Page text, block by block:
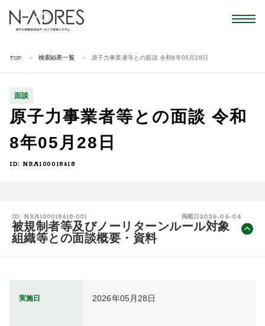
TOP 検索結果一覧 原子力事業者等との面談 令和8年05月28日
面談
原子力事業者等との面談 令和
8年05月28日
ID: NRA100018618
ID: NRA100018618-001 掲載日 2026-06-04
被規制者等及びノーリターンルール対象
組織等との面談概要・資料
実施日 2026年05月28日